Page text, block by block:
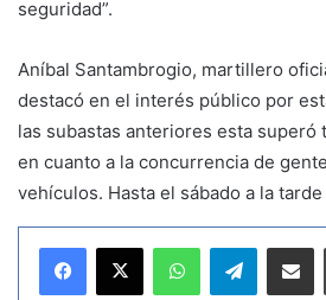
seguridad”.
Aníbal Santambrogio, martillero
destacó en el interés público por
las subastas anteriores esta superó
en cuanto a la concurrencia de
vehículos. Hasta el sábado a la
Telegram